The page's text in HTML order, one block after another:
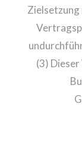
Zielsetzung
(3)